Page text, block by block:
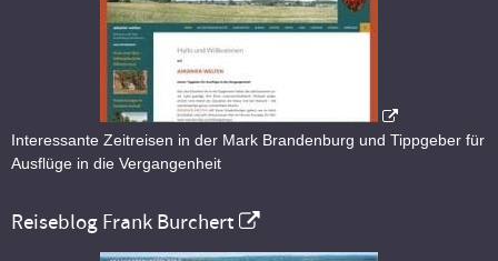
Interessante Zeitreisen in der Mark Brandenburg und Tippgeber für
Ausflüge in die Vergangenheit
Reiseblog Frank Burchert